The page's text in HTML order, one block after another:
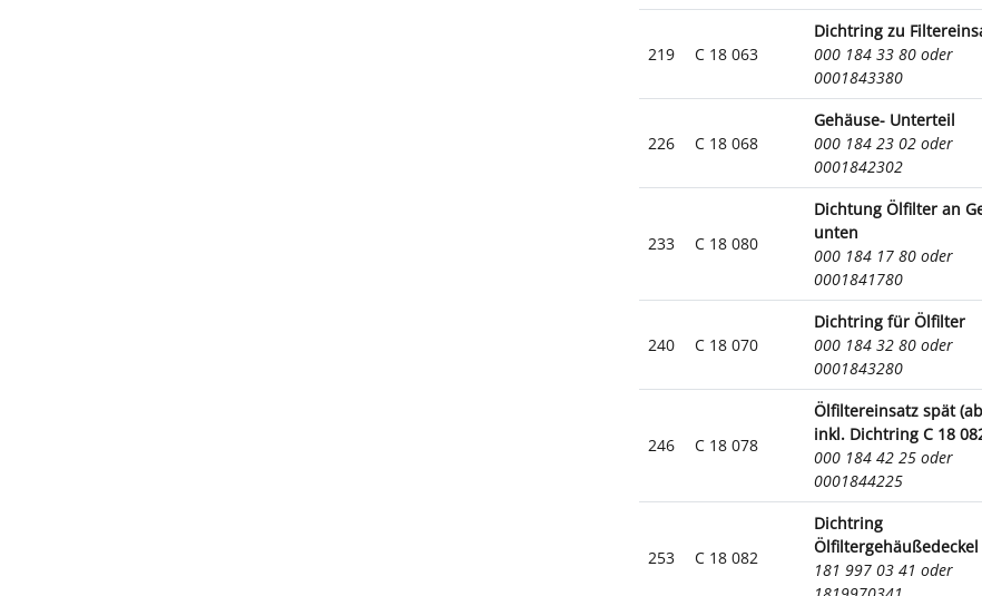
219 C 18 063
Dichtring zu
000 184 33 80 oder
0001843380
226 C 18 068
Gehäuse- Unterteil
000 184 23 02 oder
0001842302
233 C 18 080
Dichtung Ölfilter an
unten
000 184 17 80 oder
0001841780
240 C 18 070
Dichtring für Ölfilter
000 184 32 80 oder
0001843280
246 C 18 078
Ölfiltereinsatz spät
inkl. Dichtring C 18
000 184 42 25 oder
0001844225
253 C 18 082
Dichtring
Ölfiltergehäußedeckel
181 997 03 41 oder